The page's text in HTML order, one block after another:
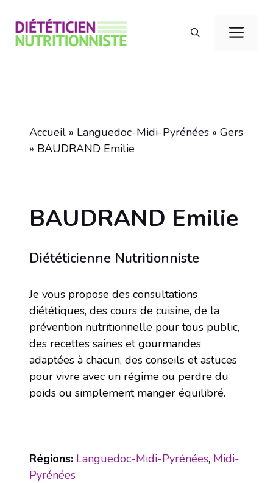
contenu
Accueil » Languedoc-Midi-Pyrénées » Gers
» BAUDRAND Emilie
BAUDRAND Emilie
Diététicienne Nutritionniste
Je vous propose des consultations
diététiques, des cours de cuisine, de la
prévention nutritionnelle pour tous public,
des recettes saines et gourmandes
adaptées à chacun, des conseils et astuces
pour vivre avec un régime ou perdre du
poids ou simplement manger équilibré.
Régions: Languedoc-Midi-Pyrénées, Midi-
Pyrénées